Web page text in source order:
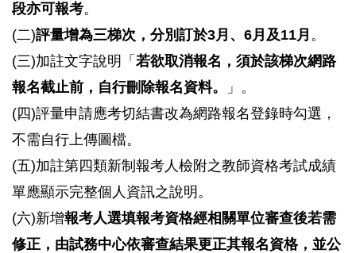
段亦可報考。
(二)評量增為三梯次，分別訂於3月、6月及11月 。
(三)加註文字說明「 若欲取消報名，須於該梯次網路
報名截止前，自行刪除報名資料。
」。
(四)評量申請應考切結書改為網路報名登錄時勾選，
不需自行上傳圖檔。
(五)加註第四類新制報考人檢附之教師資格考試成績
單應顯示完整個人資訊之說明。
(六)新增報考人選填報考資格經相關單位審查後若需
修正，由試務中心依審查結果更正其報名資格，並公